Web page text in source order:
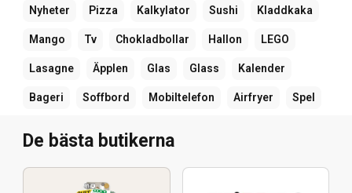
Nyheter Pizza Kalkylator Sushi Kladdkaka
Mango Tv Chokladbollar Hallon LEGO
Lasagne Äpplen Glas Glass Kalender
Bageri Soffbord Mobiltelefon Airfryer Spel
De bästa butikerna